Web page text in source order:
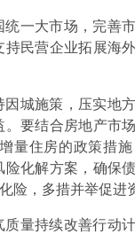
一大市场，完善
民营企业拓展海
城施策，压实地
要结合房地产市
量住房的政策措
化解方案，确保
险，多措并举促进
量持续改善行动